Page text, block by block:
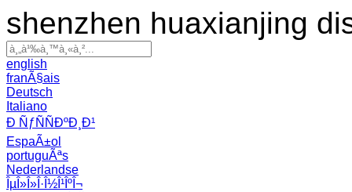
shenzhen huaxianjing
english
franÃ§ais
Deutsch
Italiano
Ð ÑƒÑÑÐºÐ¸Ð¹
EspaÃ±ol
portuguÃªs
Nederlandse
ÎµÎ»Î»Î·Î½Î¹ÎºÎ¬